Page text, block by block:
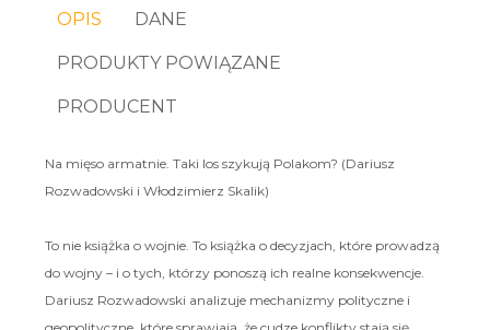
OPIS DANE
PRODUKTY POWIĄZANE
PRODUCENT
Na mięso armatnie. Taki los szykują Polakom? (Dariusz
Rozwadowski i Włodzimierz Skalik)
To nie książka o wojnie. To książka o decyzjach, które prowadzą
do wojny – i o tych, którzy ponoszą ich realne konsekwencje.
Dariusz Rozwadowski analizuje mechanizmy polityczne i